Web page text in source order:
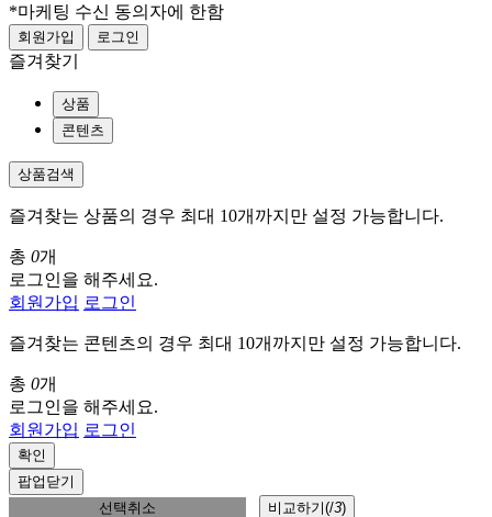
*마케팅 수신 동의자에 한함
회원가입 로그인
즐겨찾기
상품
콘텐츠
상품검색
즐겨찾는 상품의 경우 최대 10개까지만 설정 가능합니다.
총 0개
로그인을 해주세요.
회원가입 로그인
즐겨찾는 콘텐츠의 경우 최대 10개까지만 설정 가능합니다.
총 0개
로그인을 해주세요.
회원가입 로그인
확인
팝업닫기
선택취소
비교하기(/3)